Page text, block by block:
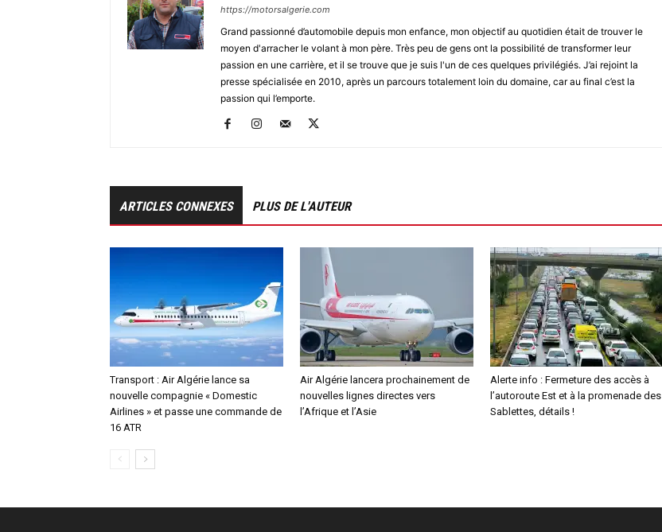
https://motorsalgerie.com
Grand passionné d’automobile depuis mon enfance, mon objectif au quotidien était de trouver le
moyen d'arracher le volant à mon père. Très peu de gens ont la possibilité de transformer leur
passion en une carrière, et il se trouve que je suis l'un de ces quelques privilégiés. J’ai rejoint la
presse spécialisée en 2010, après un parcours totalement loin du domaine, car au final c’est la
passion qui l’emporte.
ARTICLES CONNEXES PLUS DE L'AUTEUR
Transport : Air Algérie lance sa
nouvelle compagnie « Domestic
Airlines » et passe une commande de
16 ATR
Air Algérie lancera prochainement de
nouvelles lignes directes vers
l’Afrique et l’Asie
Alerte info : Fermeture des accès à
l’autoroute Est et à la promenade des
Sablettes, détails !